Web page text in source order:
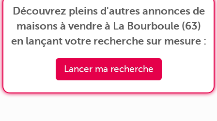
Découvrez pleins d'autres annonces de
maisons à vendre à La Bourboule (63)
en lançant votre recherche sur mesure :
Lancer ma recherche